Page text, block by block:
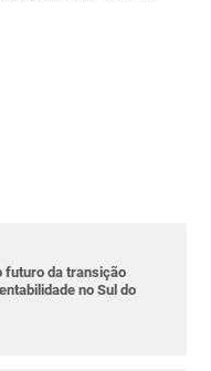
futuro da transição
no Sul do